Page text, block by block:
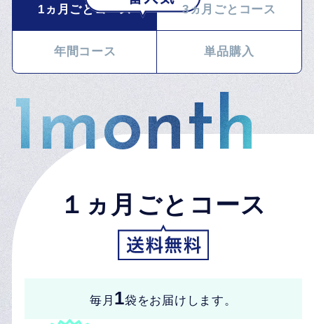
1ヵ月ごとコース 3ヵ月ごとコース
年間コース 単品購入
1month
１ヵ月ごとコース
毎月 1袋をお届けします。
3months
3ヵ月ごとコース
ヵ月に一度 3袋をお届けします。
1year
年間コース
ヵ月に一度3袋を年4回お届けします。
single
単品購入（セット）
セット（サプリメント1袋＋分析キ